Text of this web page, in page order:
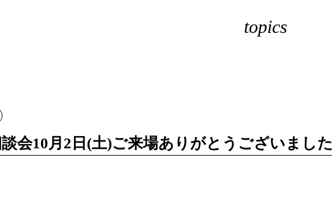
topics
会10月2日(土)ご来場ありがとうございました